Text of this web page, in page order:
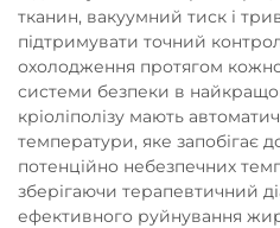
тканин, вакуумний тиск і
підтримувати точний
охолодження протягом
системи безпеки в
кріоліполізу мають
температури, яке запобігає
потенційно небезпечних
зберігаючи терапевтичний
ефективного руйнування